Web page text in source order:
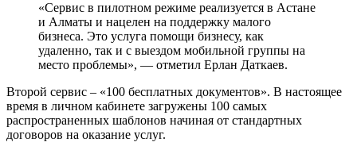
«Сервис в пилотном режиме реализуется в Астане
и Алматы и нацелен на поддержку малого
бизнеса. Это услуга помощи бизнесу, как
удаленно, так и с выездом мобильной группы на
место проблемы», — отметил Ерлан Даткаев.
Второй сервис – «100 бесплатных документов». В настоящее
время в личном кабинете загружены 100 самых
распространенных шаблонов начиная от стандартных
договоров на оказание услуг.